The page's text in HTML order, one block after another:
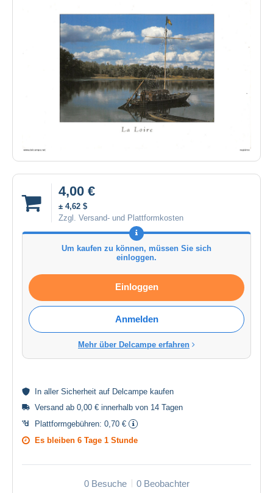
4,00 €
± 4,62 $
Zzgl. Versand- und Plattformkosten
Um kaufen zu können, müssen Sie sich
einloggen.
Einloggen
Anmelden
Mehr über Delcampe erfahren
In aller Sicherheit auf Delcampe kaufen
Versand ab 0,00 € innerhalb von 14 Tagen
Plattformgebühren: 0,70 €
Es bleiben 6 Tage 1 Stunde
0 Besuche 0 Beobachter